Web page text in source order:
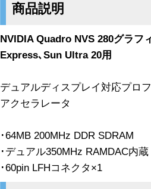
商品説明
NVIDIA Quadro NVS 280グラフ
Express､Sun Ultra 20用
デュアルディスプレイ対応プロ
アクセラレータ
･64MB 200MHz DDR SDRAM
･デュアル350MHz RAMDAC内蔵
･60pin LFHコネクタ×1